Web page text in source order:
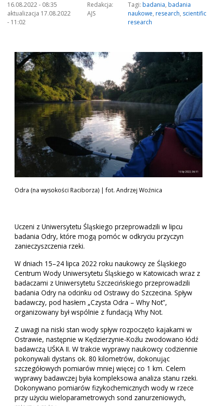
16.08.2022 - 08:35
aktualizacja 17.08.2022
- 11:02
Redakcja:
AJS
Tagi: badania, badania
naukowe, research, scientific
research
Odra (na wysokości Raciborza) | fot. Andrzej Woźnica
Uczeni z Uniwersytetu Śląskiego przeprowadzili w lipcu
badania Odry, które mogą pomóc w odkryciu przyczyn
zanieczyszczenia rzeki.
W dniach 15–24 lipca 2022 roku naukowcy ze Śląskiego
Centrum Wody Uniwersytetu Śląskiego w Katowicach wraz z
badaczami z Uniwersytetu Szczecińskiego przeprowadzili
badania Odry na odcinku od Ostrawy do Szczecina. Spływ
badawczy, pod hasłem „Czysta Odra – Why Not”,
organizowany był wspólnie z fundacją Why Not.
Z uwagi na niski stan wody spływ rozpoczęto kajakami w
Ostrawie, następnie w Kędzierzynie-Koźlu zwodowano łódź
badawczą UŚKA II. W trakcie wyprawy naukowcy codziennie
pokonywali dystans ok. 80 kilometrów, dokonując
szczegółowych pomiarów mniej więcej co 1 km. Celem
wyprawy badawczej była kompleksowa analiza stanu rzeki.
Dokonywano pomiarów fizykochemicznych wody w rzece
przy użyciu wieloparametrowych sond zanurzeniowych,